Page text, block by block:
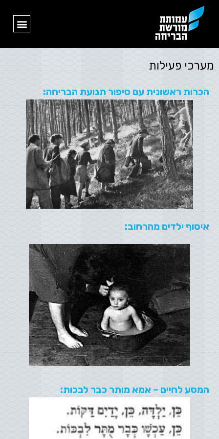
מערכי פעילות
הכרות ראשונית עם סיפור תנועת הבריחה:
איסוף ילדים מהרחוב:
המסע לחיים – אמא מותר כבר לבכות: